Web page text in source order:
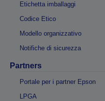
Etichetta imballaggi
Codice Etico
Modello organizzativo
Notifiche di sicurezza
Partners
Portale per i partner Epson
LPGA